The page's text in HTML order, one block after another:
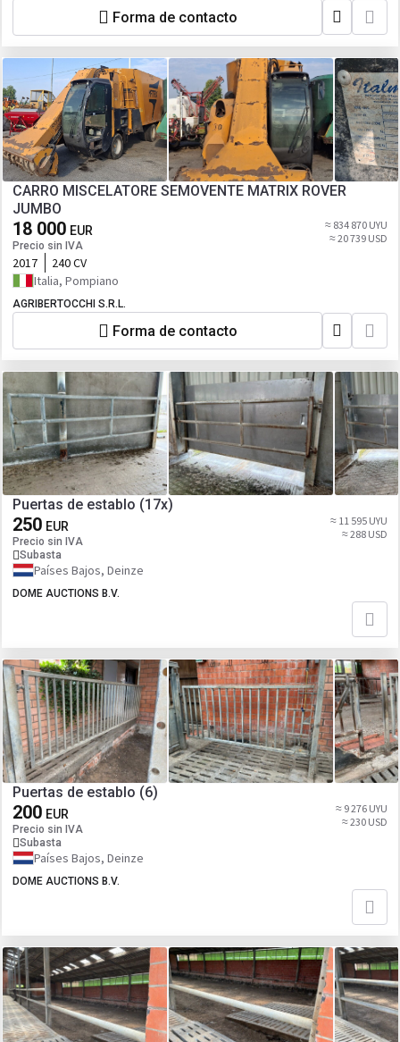
Forma de contacto
CARRO MISCELATORE SEMOVENTE MATRIX ROVER
JUMBO
18 000 EUR
Precio sin IVA
≈ 834 870 UYU
≈ 20 739 USD
2017
240 CV
Italia, Pompiano
AGRIBERTOCCHI S.R.L.
Forma de contacto
Puertas de establo (17x)
250 EUR
Precio sin IVA
Subasta
≈ 11 595 UYU
≈ 288 USD
Países Bajos, Deinze
DOME AUCTIONS B.V.
Puertas de establo (6)
200 EUR
Precio sin IVA
Subasta
≈ 9 276 UYU
≈ 230 USD
Países Bajos, Deinze
DOME AUCTIONS B.V.